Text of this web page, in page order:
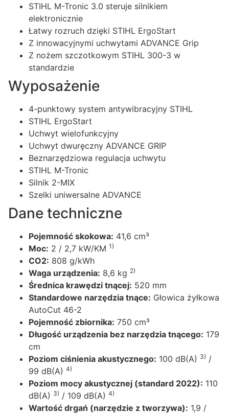
STIHL M-Tronic 3.0 steruje silnikiem
elektronicznie
Łatwy rozruch dzięki STIHL ErgoStart
Z innowacyjnymi uchwytami ADVANCE Grip
Z nożem szczotkowym STIHL 300-3 w
standardzie
Wyposażenie
4-punktowy system antywibracyjny STIHL
STIHL ErgoStart
Uchwyt wielofunkcyjny
Uchwyt dwuręczny ADVANCE GRIP
Beznarzędziowa regulacja uchwytu
STIHL M-Tronic
Silnik 2-MIX
Szelki uniwersalne ADVANCE
Dane techniczne
Pojemność skokowa: 41,6 cm³
Moc: 2 / 2,7 kW/KM 1)
CO2: 808 g/kWh
Waga urządzenia: 8,6 kg 2)
Średnica krawędzi tnącej: 520 mm
Standardowe narzędzia tnące: Głowica żyłkowa
AutoCut 46-2
Pojemność zbiornika: 750 cm³
Długość urządzenia bez narzędzia tnącego: 179
cm
Poziom ciśnienia akustycznego: 100 dB(A) 3) /
99 dB(A) 4)
Poziom mocy akustycznej (standard 2022): 110
dB(A) 3) / 109 dB(A) 4)
Wartość drgań (narzędzie z tworzywa): 1,9 /